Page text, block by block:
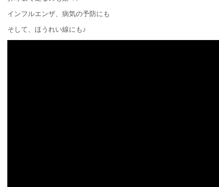
インフルエンザ、病気の予防にも
そして、ほうれい線にも♪